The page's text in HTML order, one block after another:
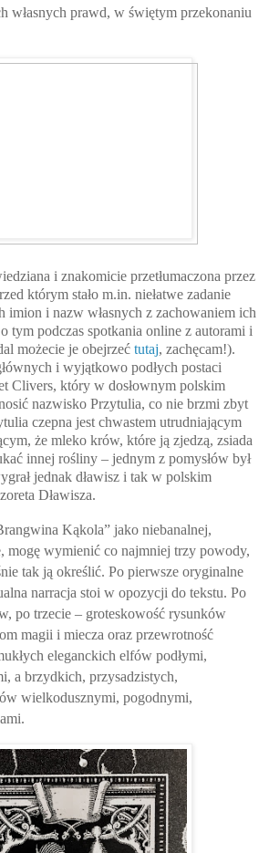
własnych prawd, w świętym przekonaniu
i znakomicie przetłumaczona przez
którym stało m.in. niełatwe zadanie
imion i nazw własnych z zachowaniem ich
tym podczas spotkania online z autorami i
możecie je obejrzeć tutaj, zachęcam!).
i wyjątkowo podłych postaci
Clivers, który w dosłownym polskim
nazwisko Przytulia, co nie brzmi zbyt
czepna jest chwastem utrudniającym
że mleko krów, które ją zjedzą, zsiada
innej rośliny – jednym z pomysłów był
jednak dławisz i tak w polskim
Dławisza.
Kąkola” jako niebanalnej,
mogę wymienić co najmniej trzy powody,
tak ją określić. Po pierwsze oryginalne
narracja stoi w opozycji do tekstu. Po
po trzecie – groteskowość rysunków
magii i miecza oraz przewrotność
eleganckich elfów podłymi,
a brzydkich, przysadzistych,
wielkodusznymi, pogodnymi,